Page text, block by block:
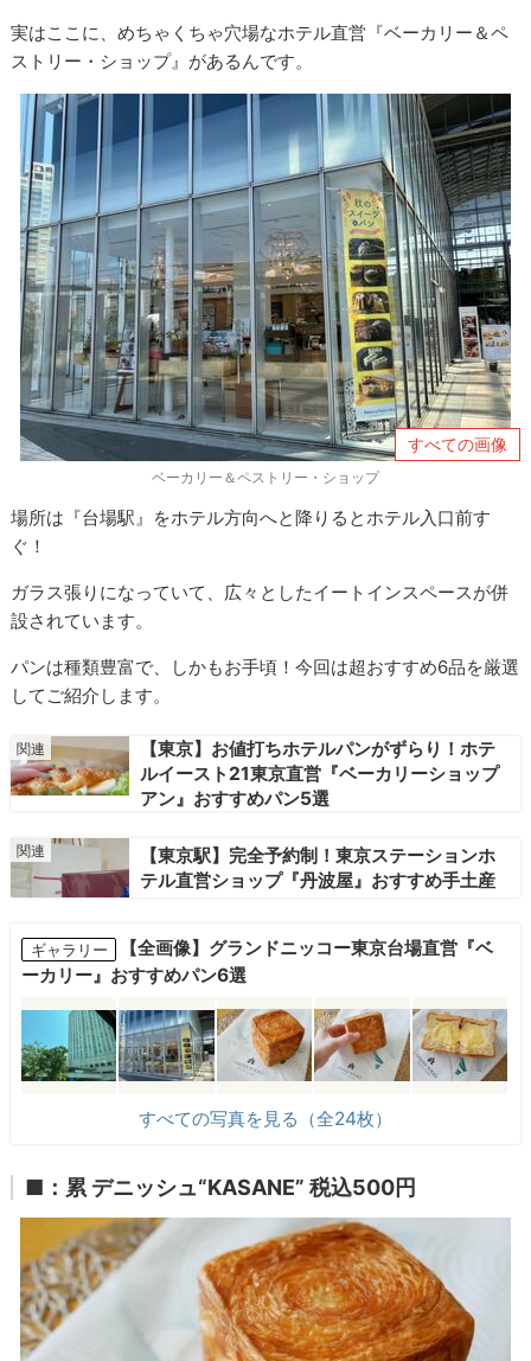
実はここに、めちゃくちゃ穴場なホテル直営『ベーカリー＆ペ
ストリー・ショップ』があるんです。
すべての画像
ベーカリー＆ペストリー・ショップ
場所は『台場駅』をホテル方向へと降りるとホテル入口前す
ぐ！
ガラス張りになっていて、広々としたイートインスペースが併
設されています。
パンは種類豊富で、しかもお手頃！今回は超おすすめ6品を厳選
してご紹介します。
【東京】お値打ちホテルパンがずらり！ホテ
ルイースト21東京直営『ベーカリーショップ
アン』おすすめパン5選
【東京駅】完全予約制！東京ステーションホ
テル直営ショップ『丹波屋』おすすめ手土産
ギャラリー
【全画像】グランドニッコー東京台場直営『ベ
ーカリー』おすすめパン6選
すべての写真を見る（全24枚）
■：累 デニッシュ“KASANE” 税込500円